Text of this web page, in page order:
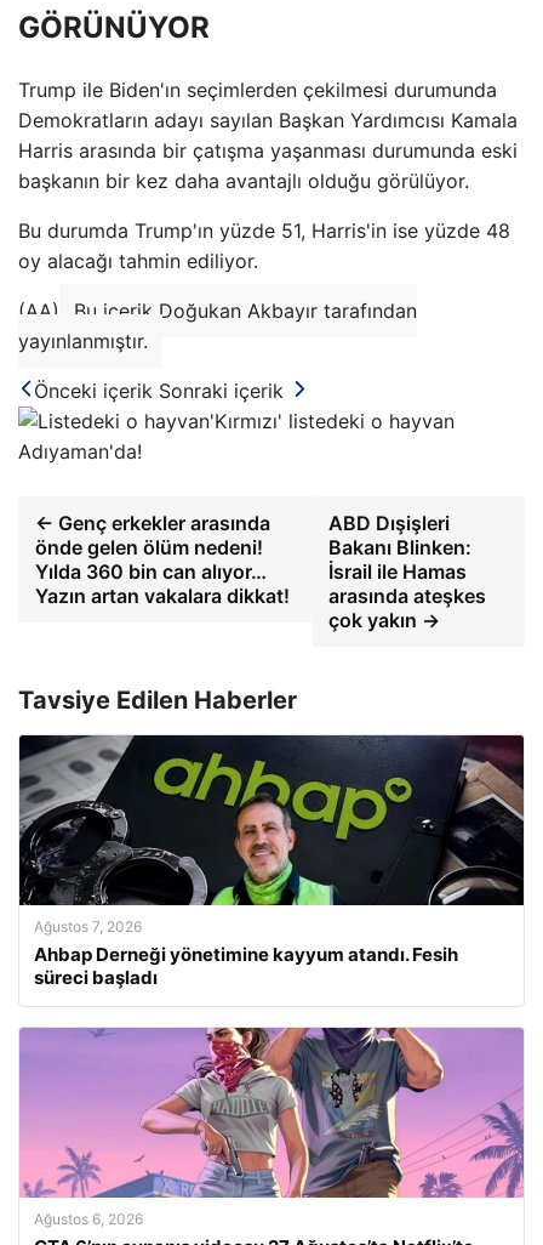
GÖRÜNÜYOR
Trump ile Biden'ın seçimlerden çekilmesi durumunda
Demokratların adayı sayılan Başkan Yardımcısı Kamala
Harris arasında bir çatışma yaşanması durumunda eski
başkanın bir kez daha avantajlı olduğu görülüyor.
Bu durumda Trump'ın yüzde 51, Harris'in ise yüzde 48
oy alacağı tahmin ediliyor.
(AA)
Bu içerik Doğukan Akbayır tarafından
yayınlanmıştır.
Önceki içerik Sonraki içerik
'Kırmızı' listedeki o hayvan
Adıyaman'da!
← Genç erkekler arasında
önde gelen ölüm nedeni!
Yılda 360 bin can alıyor…
Yazın artan vakalara dikkat!
ABD Dışişleri
Bakanı Blinken:
İsrail ile Hamas
arasında ateşkes
çok yakın →
Tavsiye Edilen Haberler
Ağustos 7, 2026
Ahbap Derneği yönetimine kayyum atandı. Fesih
süreci başladı
Ağustos 6, 2026